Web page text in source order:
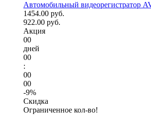
Автомобильный видеорегистратор
1454.00 руб.
922.00 руб.
Акция
00
дней
00
:
00
00
-9%
Скидка
Ограниченное кол-во!